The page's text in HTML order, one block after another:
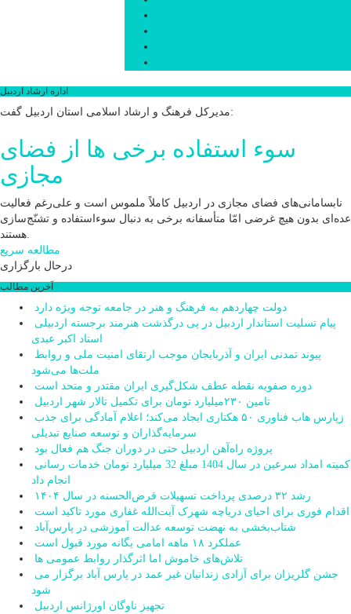
اداره ارشاد اردبیل
مدیرکل فرهنگ و ارشاد اسلامی استان اردبیل گفت:
سوء استفاده برخی ها از فضای
مجازی
نابسامانی‌های فضای مجازی در اردبیل کاملاً ملموس است و علی‌رغم فعالیت
عده‌ای بدون هیچ غرضی امّا متأسفانه برخی به دنبال سوءاستفاده و تشنّج‌سازی
مطالعه سریع
درحال بارگزاری
آخرین مطالب
دولت چهاردهم به فرهنگ و هنر در جامعه توجه ویژه دارد
استاد اکبر عبدی
ملت‌ها می‌شود
دوره صفویه نقطه عطف شکل‌گیری ایران مقتدر و متحد است
تامین ۲۳۰میلیارد تومان برای تکمیل تالار شهر اردبیل
سرمایه‌گذاران و توسعه صنایع تبدیلی
پروژه راه‌آهن اردبیل حتی در دوران جنگ هم فعال بود
انجام داد
رشد ۳۲ درصدی پرداخت تسهیلات قرض‌الحسنه در سال ۱۴۰۴
اقدام فوری برای احیای دریاچه شهرک آیت‌الله غفاری مورد تاکید است
شتاب‌بخشی به نهضت توسعه عدالت آموزشی در پارس‌آباد
عملکرد ۱۸ ماهه امامی یگانه مورد قبول است
تلاش‌های خاموش اما اثرگذار روابط عمومی ها
شود
تجهیز ناوگان اورژانس اردبیل